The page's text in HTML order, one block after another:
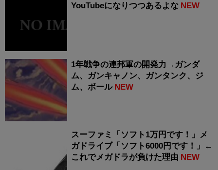
YouTubeになりつつあるよな NEW
1年戦争の連邦軍の開発力→ガンダ
ム、ガンキャノン、ガンタンク、ジ
ム、ボール NEW
スーファミ「ソフト1万円です！」メ
ガドライブ「ソフト6000円です！」←
これでメガドラが負けた理由 NEW